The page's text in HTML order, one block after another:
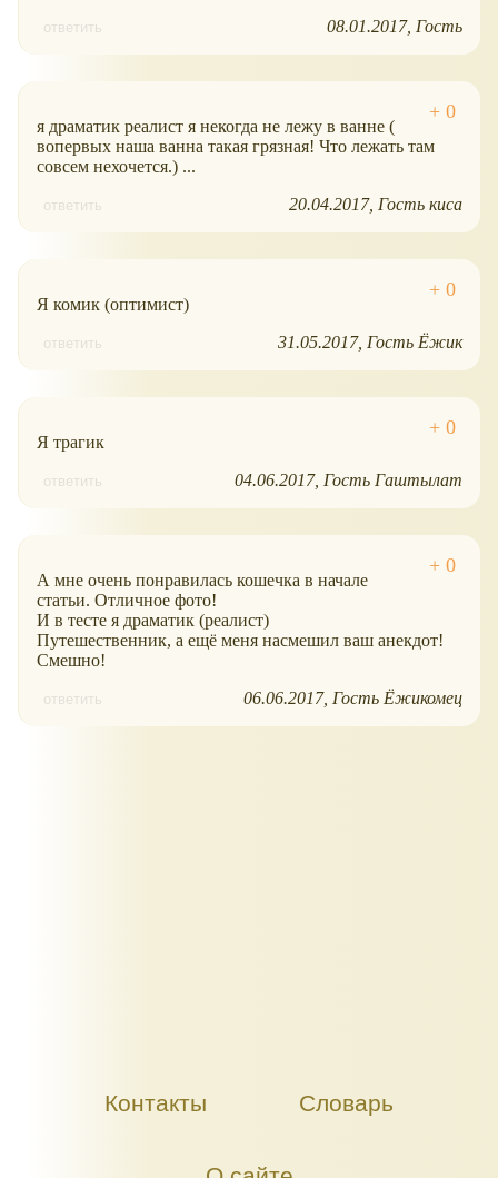
ответить 08.01.2017 Гость
я драматик реалист я некогда не лежу в ванне (
вопервых наша ванна такая грязная! Что лежать там
совсем нехочется.) ...
ответить 20.04.2017 Гость киса
Я комик (оптимист)
ответить 31.05.2017 Гость Ёжик
Я трагик
ответить 04.06.2017 Гость Гаштылат
А мне очень понравилась кошечка в начале
статьи. Отличное фото!
И в тесте я драматик (реалист)
Путешественник, а ещё меня насмешил ваш анекдот!
Смешно!
ответить 06.06.2017 Гость Ёжикомец
Контакты Словарь